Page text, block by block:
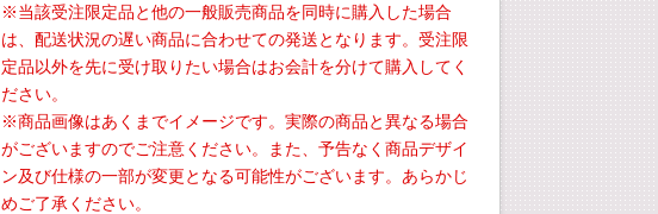
※当該受注限定品と他の一般販売商品を同時に購入した場合
は、配送状況の遅い商品に合わせての発送となります。受注限
定品以外を先に受け取りたい場合はお会計を分けて購入してく
ださい。
※商品画像はあくまでイメージです。実際の商品と異なる場合
がございますのでご注意ください。また、予告なく商品デザイ
ン及び仕様の一部が変更となる可能性がございます。あらかじ
めご了承ください。